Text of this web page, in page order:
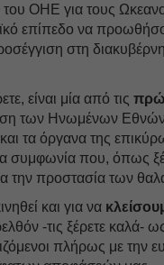
του ΟΗΕ για τους
επίπεδο να
στη
είναι μία από τις
των Ηνωμένων Εθνών
τα όργανα της
συμφωνία που, όπως
την προστασία των
και για να
-τις ξέρετε καλά-
πλήρως με την